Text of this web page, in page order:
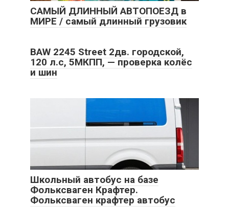
САМЫЙ ДЛИННЫЙ АВТОПОЕЗД в
МИРЕ / самый длинный грузовик
BAW 2245 Street 2дв. городской,
120 л.с, 5МКПП, — проверка колёс
и шин
Школьный автобус на базе
Фольксваген Крафтер.
Фольксваген крафтер автобус